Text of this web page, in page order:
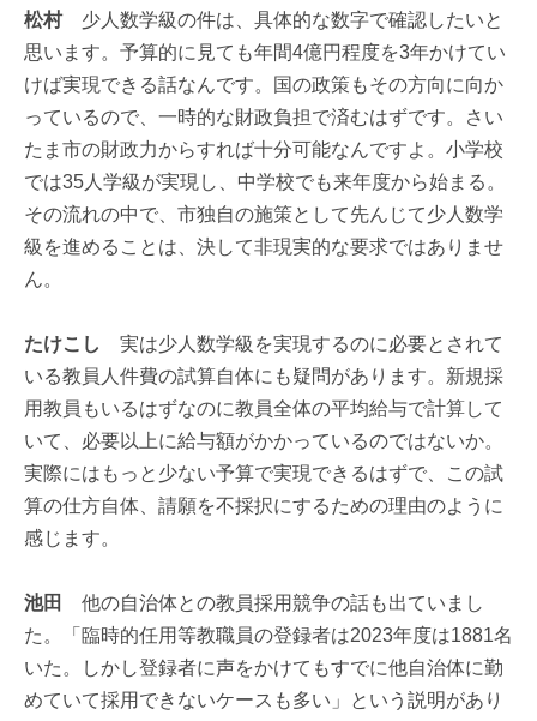
松村少人数学級の件は、具体的な数字で確認したいと
思います。予算的に見ても年間4億円程度を3年かけてい
けば実現できる話なんです。国の政策もその方向に向か
っているので、一時的な財政負担で済むはずです。さい
たま市の財政力からすれば十分可能なんですよ。小学校
では35人学級が実現し、中学校でも来年度から始まる。
その流れの中で、市独自の施策として先んじて少人数学
級を進めることは、決して非現実的な要求ではありませ
ん。
たけこし 実は少人数学級を実現するのに必要とされて
いる教員人件費の試算自体にも疑問があります。新規採
用教員もいるはずなのに教員全体の平均給与で計算して
いて、必要以上に給与額がかかっているのではないか。
実際にはもっと少ない予算で実現できるはずで、この試
算の仕方自体、請願を不採択にするための理由のように
感じます。
池田
他の自治体との教員採用競争の話も出ていまし
た。「臨時的任用等教職員の登録者は2023年度は1881名
いた。しかし登録者に声をかけてもすでに他自治体に勤
めていて採用できないケースも多い」という説明があり